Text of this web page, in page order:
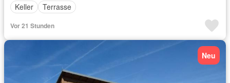
Keller
Terrasse
Vor 21 Stunden
Neu